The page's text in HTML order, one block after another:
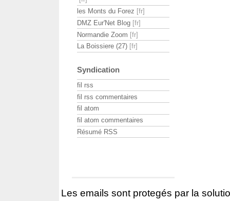
les Monts du Forez
DMZ Eur'Net Blog
Normandie Zoom
La Boissiere (27)
Syndication
fil rss
fil rss commentaires
fil atom
fil atom commentaires
Résumé RSS
Les emails sont protegés par la